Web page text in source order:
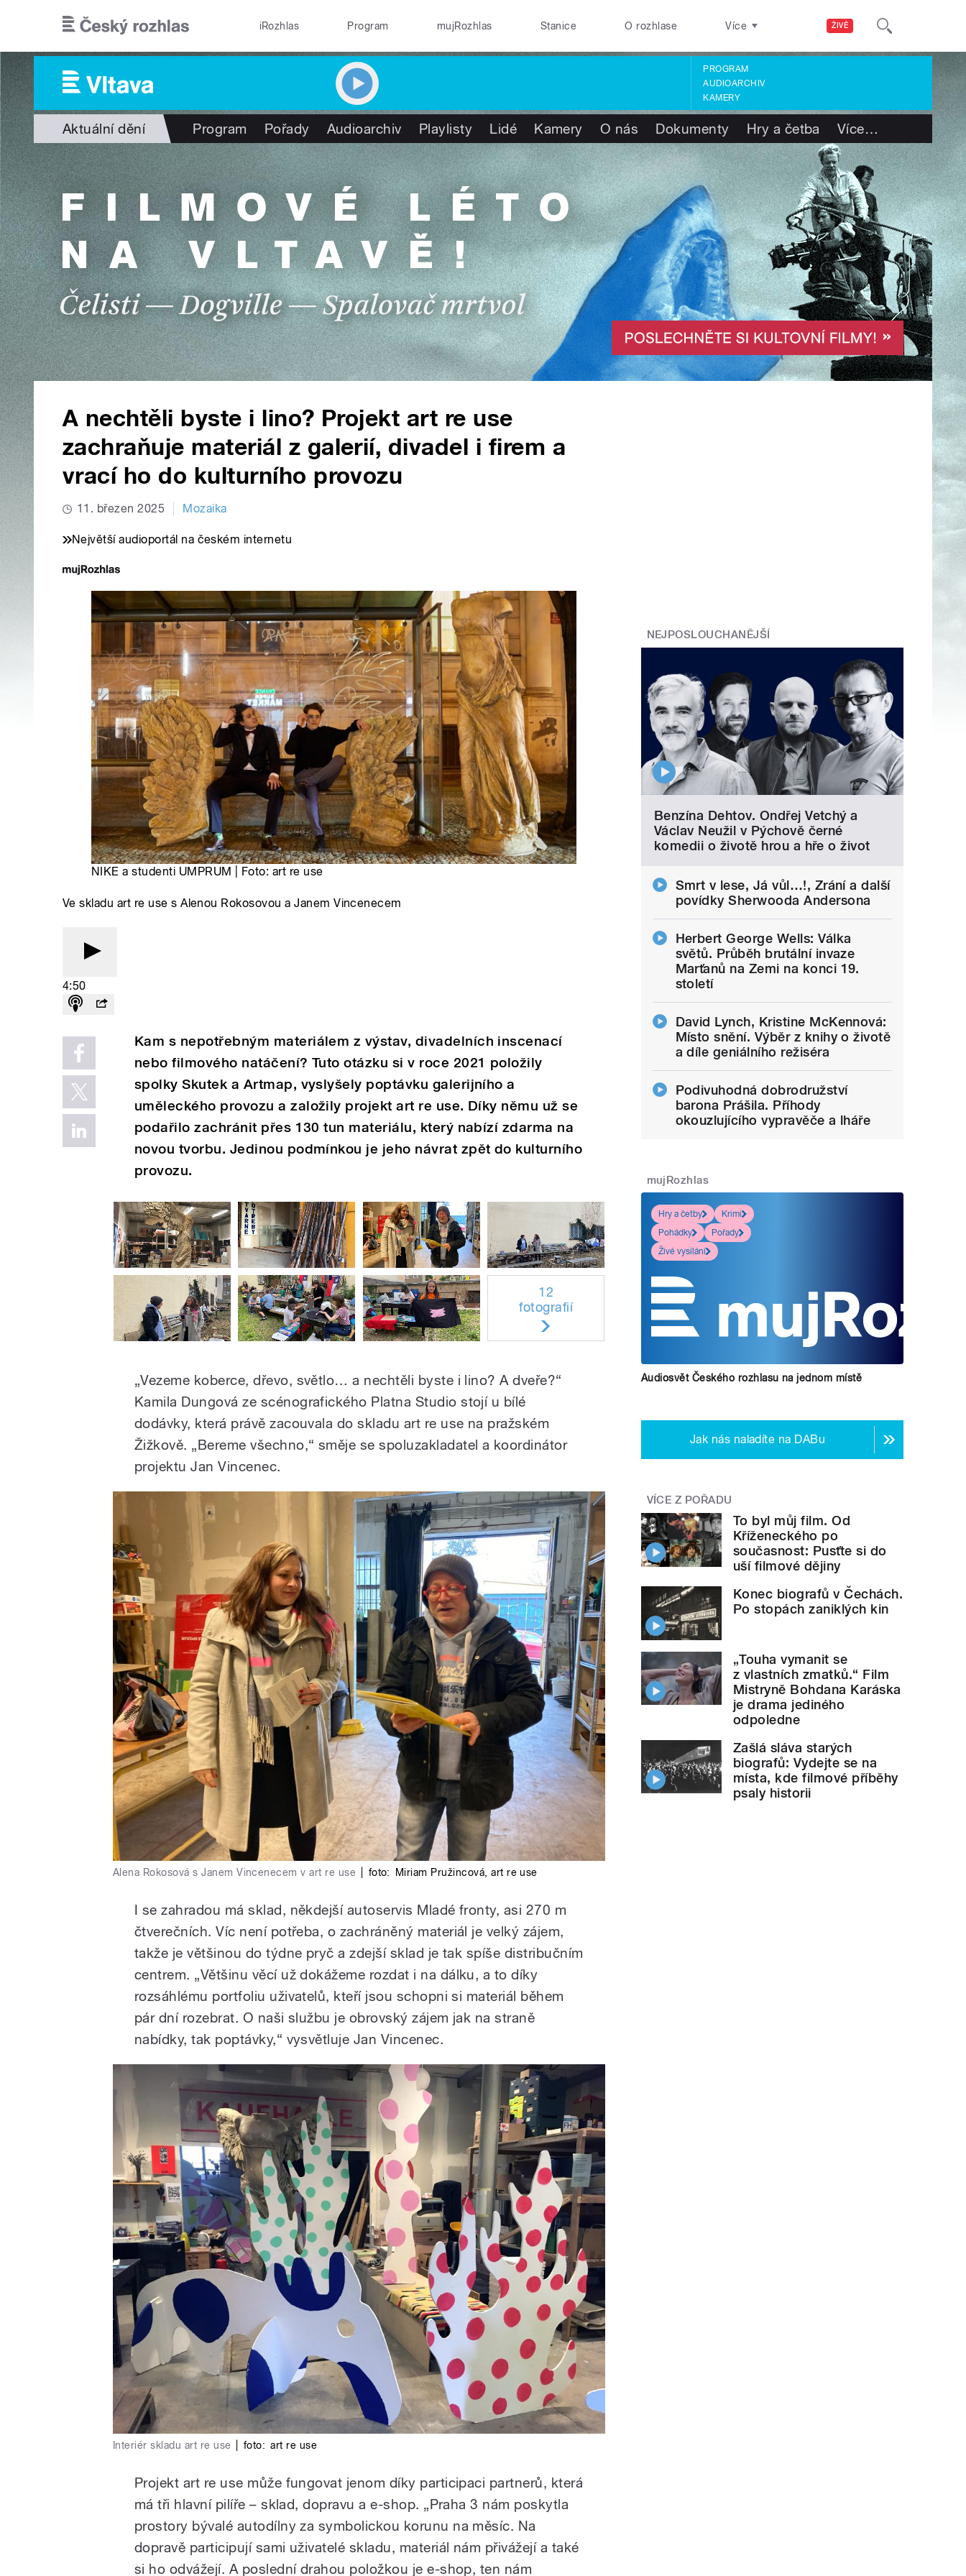
ŽIVĚ
iRozhlas Program mujRozhlas Stanice O rozhlase Více
PROGRAM
AUDIOARCHIV
KAMERY
Aktuální dění Program Pořady Audioarchiv Playlisty Lidé Kamery O nás Dokumenty Hry a četba Více…
A nechtěli byste i lino? Projekt art re use
zachraňuje materiál z galerií, divadel i firem a
vrací ho do kulturního provozu
11. březen 2025 Mozaika
Největší audioportál na českém internetu
NIKE a studenti UMPRUM | Foto: art re use
Ve skladu art re use s Alenou Rokosovou a Janem Vincenecem
4:50
Kam s nepotřebným materiálem z výstav, divadelních inscenací
nebo filmového natáčení? Tuto otázku si v roce 2021 položily
spolky Skutek a Artmap, vyslyšely poptávku galerijního a
uměleckého provozu a založily projekt art re use. Díky němu už se
podařilo zachránit přes 130 tun materiálu, který nabízí zdarma na
novou tvorbu. Jedinou podmínkou je jeho návrat zpět do kulturního
provozu.
12
fotografií
„Vezeme koberce, dřevo, světlo… a nechtěli byste i lino? A dveře?“
Kamila Dungová ze scénografického Platna Studio stojí u bílé
dodávky, která právě zacouvala do skladu art re use na pražském
Žižkově. „Bereme všechno,“ směje se spoluzakladatel a koordinátor
projektu Jan Vincenec.
Alena Rokosová s Janem Vincenecem v art re use foto: Miriam Pružincová,art re use
I se zahradou má sklad, někdejší autoservis Mladé fronty, asi 270 m
čtverečních. Víc není potřeba, o zachráněný materiál je velký zájem,
takže je většinou do týdne pryč a zdejší sklad je tak spíše distribučním
centrem. „Většinu věcí už dokážeme rozdat i na dálku, a to díky
rozsáhlému portfoliu uživatelů, kteří jsou schopni si materiál během
pár dní rozebrat. O naši službu je obrovský zájem jak na straně
nabídky, tak poptávky,“ vysvětluje Jan Vincenec.
Interiér skladu art re use foto: art re use
Projekt art re use může fungovat jenom díky participaci partnerů, která
má tři hlavní pilíře – sklad, dopravu a e-shop. „Praha 3 nám poskytla
prostory bývalé autodílny za symbolickou korunu na měsíc. Na
dopravě participují sami uživatelé skladu, materiál nám přivážejí a také
si ho odvážejí. A poslední drahou položkou je e-shop, ten nám
NEJPOSLOUCHANĚJŠÍ
Benzína Dehtov. Ondřej Vetchý a
Václav Neužil v Pýchově černé
komedii o životě hrou a hře o život
Smrt v lese, Já vůl…!, Zrání a další
povídky Sherwooda Andersona
Herbert George Wells: Válka
světů. Průběh brutální invaze
Marťanů na Zemi na konci 19.
století
David Lynch, Kristine McKennová:
Místo snění. Výběr z knihy o životě
a díle geniálního režiséra
Podivuhodná dobrodružství
barona Prášila. Příhody
okouzlujícího vypravěče a lháře
mujRozhlas
Hry a četby
Krimi
Pohádky
Pořady
Živé vysílání
Audiosvět Českého rozhlasu na jednom místě
Jak nás naladíte na DABu
VÍCE Z POŘADU
To byl můj film. Od
Kříženeckého po
současnost: Pusťte si do
uší filmové dějiny
Konec biografů v Čechách.
Po stopách zaniklých kin
„Touha vymanit se
z vlastních zmatků.“ Film
Mistryně Bohdana Karáska
je drama jediného
odpoledne
Zašlá sláva starých
biografů: Vydejte se na
místa, kde filmové příběhy
psaly historii